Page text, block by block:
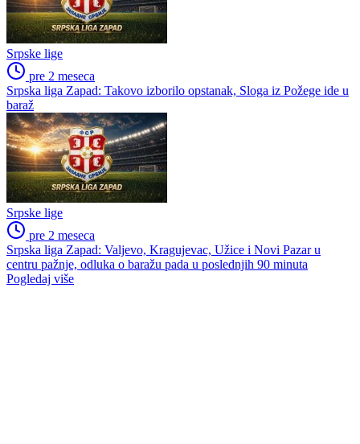
Srpske lige
pre 2 meseca
Srpska liga Zapad: Takovo izborilo opstanak, Sloga iz Požege ide u
baraž
Srpske lige
pre 2 meseca
Srpska liga Zapad: Valjevo, Kragujevac, Užice i Novi Pazar u
centru pažnje, odluka o baražu pada u poslednjih 90 minuta
Pogledaj više